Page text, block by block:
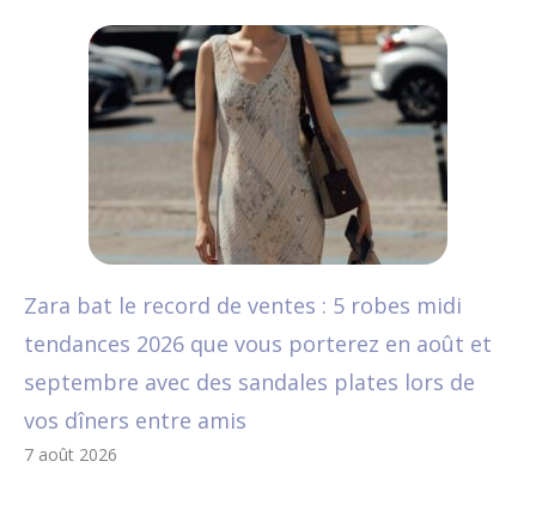
Zara bat le record de ventes : 5 robes midi
tendances 2026 que vous porterez en août et
septembre avec des sandales plates lors de
vos dîners entre amis
7 août 2026